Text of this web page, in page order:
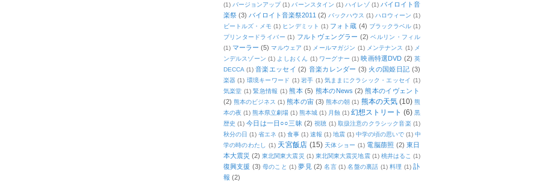
(1) バージョンアップ (1) バーンスタイン (1) ハイレゾ (1) バイロイト音
楽祭 (3) バイロイト音楽祭2011 (2) バックハウス (1) ハロウィーン (1)
ビートルズ・メモ (1) ヒンデミット (1) フォト蔵 (4) ブラックラベル (1)
プリンタードライバー (1) フルトヴェングラー (2) ベルリン・フィル
(1) マーラー (5) マルウェア (1) メールマガジン (1) メンテナンス (1) メ
ンデルスゾーン (1) よしおくん (1) ワーグナー (1) 映画特選DVD (2) 英
DECCA (1) 音楽エッセイ (2) 音楽カレンダー (3) 火の国姫日記 (3)
楽器 (1) 環境キーワード (1) 岩手 (1) 気ままにクラシック・エッセイ (1)
気楽堂 (1) 緊急情報 (1) 熊本 (5) 熊本のNews (2) 熊本のイヴェント
(2) 熊本のビジネス (1) 熊本の宙 (3) 熊本の朝 (1) 熊本の天気 (10) 熊
本の夜 (1) 熊本県立劇場 (1) 熊本城 (1) 月蝕 (1) 幻想ストリート (6) 黒
歴史 (1) 今日は一日○○三昧 (2) 視聴 (1) 取扱注意のクラシック音楽 (1)
秋分の日 (1) 省エネ (1) 食事 (1) 速報 (1) 地震 (1) 中学の頃の思いで (1) 中
学の時のわたし
(1) 天宮飯店 (15) 天体ショー (1) 電脳萠照 (2) 東日
本大震災 (2) 東北関東大震災 (1) 東北関東大震災地震 (1) 桃井はるこ (1)
復興支援 (3) 母のこと (1) 夢見 (2) 名言 (1) 名盤の裏話 (1) 料理 (1) 訃
報 (2)